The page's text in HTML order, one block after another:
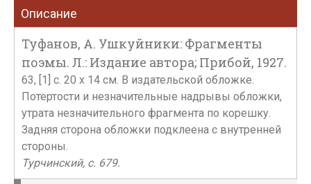
Описание
Туфанов, А. Ушкуйники: Фрагменты
поэмы. Л.: Издание автора; Прибой, 1927.
63, [1] c. 20 x 14 см. В издательской обложке.
Потертости и незначительные надрывы обложки,
утрата незначительного фрагмента по корешку.
Задняя сторона обложки подклеена с внутренней
стороны.
Турчинский, с. 679.